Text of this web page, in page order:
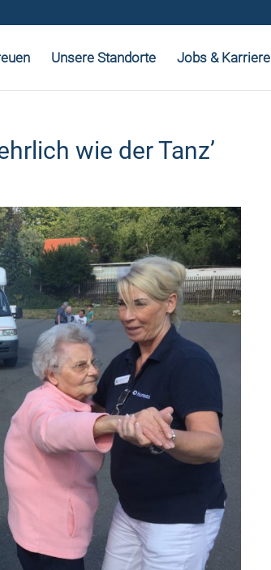
Unsere Standorte Jobs & Karriere
wie der Tanz’